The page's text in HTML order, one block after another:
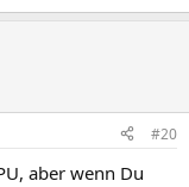
#20
aber wenn Du